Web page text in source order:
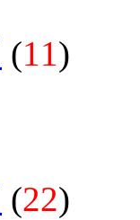
(11)
(22)